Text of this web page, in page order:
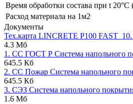
Время обработки состава при t 20°C
Расход материала на 1м2
Документы
Тех.карта LINCRETE P100
4.3 Мб
1. СС ГОСТ Р Система напольного
645.5 Кб
2. СС Пожар Система напольного
645.5 Кб
3. СЭЗ Система напольного
1.6 Мб